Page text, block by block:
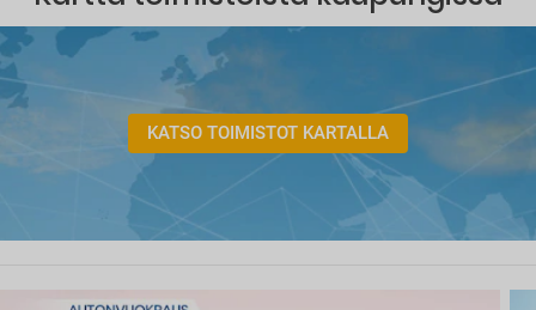
KATSO TOIMISTOT KARTALLA